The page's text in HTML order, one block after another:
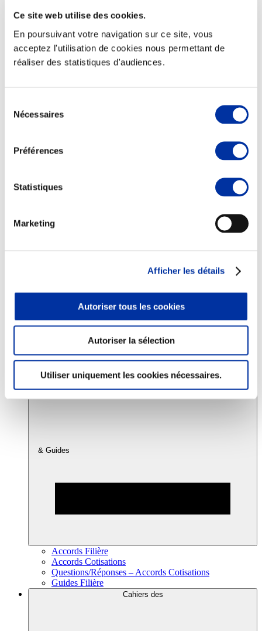
Ce site web utilise des cookies.
En poursuivant votre navigation sur ce site, vous
acceptez l'utilisation de cookies nous permettant de
réaliser des statistiques d'audiences.
Nécessaires
Préférences
Statistiques
Marketing
Afficher les détails
Autoriser tous les cookies
Autoriser la sélection
Utiliser uniquement les cookies nécessaires.
Elevage
Consommation
Sécurité sanitaire
Juste rémunération et attractivité des métiers
Info-veille scientifique
Accords
& Guides
Accords Filière
Accords Cotisations
Questions/Réponses – Accords Cotisations
Guides Filière
Cahiers des